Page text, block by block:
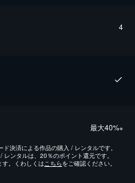
4
最⼤40%※
決済による作品の購入 / レンタルです。
ンタルは、20％のポイント還元です。
。くわしくはこちらをご確認ください。